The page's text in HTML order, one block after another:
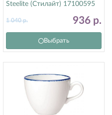
Steelite (Стилайт) 17100595
936 р.
1 040р.
Выбрать